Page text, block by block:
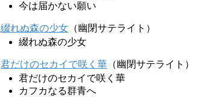
今は届かない願い
綴れぬ森の少女 （幽閉サテライト）
綴れぬ森の少女
君だけのセカイで咲く華 （幽閉サテライト）
君だけのセカイで咲く華
カフカなる群青へ